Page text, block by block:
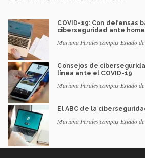
COVID-19: Con defensas
ciberseguridad ante
Mariana Perales|campus Estado
Consejos de
línea ante el COVID-19
Mariana Perales|campus Estado
El ABC de la
Mariana Perales|campus Estado